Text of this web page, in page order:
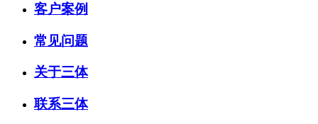
客户案例
常见问题
关于三体
联系三体